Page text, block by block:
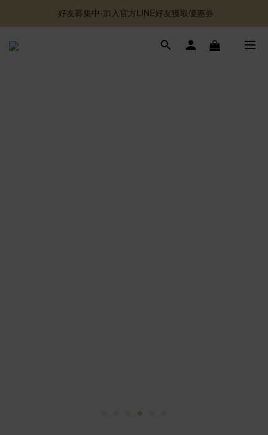
-好友募集中-加入官方LINE好友獲取優惠券
✦夏日神隊友✦ 透感持妝噴霧 貼貼水 新上市
超取 $1500 免運｜宅配 $3500 免運｜港澳 $5000 免運